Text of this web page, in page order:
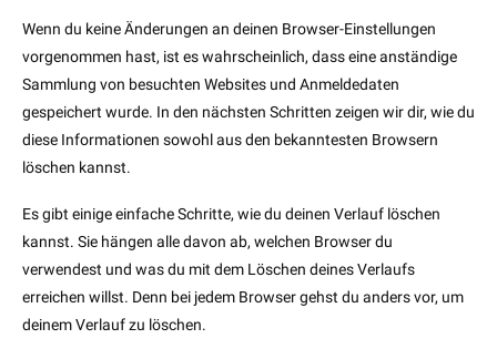
Wenn du keine Änderungen an deinen Browser-Einstellungen
vorgenommen hast, ist es wahrscheinlich, dass eine anständige
Sammlung von besuchten Websites und Anmeldedaten
gespeichert wurde. In den nächsten Schritten zeigen wir dir, wie du
diese Informationen sowohl aus den bekanntesten Browsern
löschen kannst.
Es gibt einige einfache Schritte, wie du deinen Verlauf löschen
kannst. Sie hängen alle davon ab, welchen Browser du
verwendest und was du mit dem Löschen deines Verlaufs
erreichen willst. Denn bei jedem Browser gehst du anders vor, um
deinem Verlauf zu löschen.